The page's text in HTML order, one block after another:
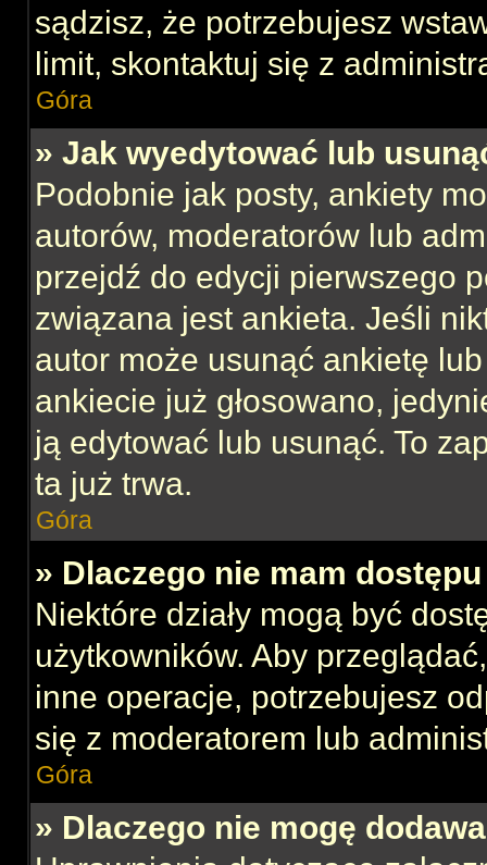
sądzisz, że potrzebujesz
limit, skontaktuj się z
Góra
» Jak wyedytować lub
Podobnie jak posty, ankiety
autorów, moderatorów lub
przejdź do edycji pierwszego
związana jest ankieta. Jeśli
autor może usunąć ankietę
ankiecie już głosowano,
ją edytować lub usunąć. To
ta już trwa.
Góra
» Dlaczego nie mam dostępu
Niektóre działy mogą być
użytkowników. Aby
inne operacje, potrzebujesz
się z moderatorem lub
Góra
» Dlaczego nie mogę